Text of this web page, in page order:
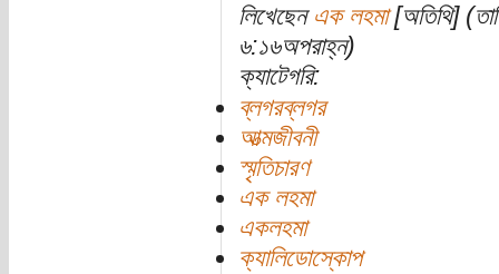
লিখেছেন এক লহমা[অতিথি]
৬:১৬অপরাহ্ন)
ক্যাটেগরি:
ব্লগরব্লগর
আত্মজীবনী
স্মৃতিচারণ
এক লহমা
একলহমা
ক্যালিডোস্কোপ